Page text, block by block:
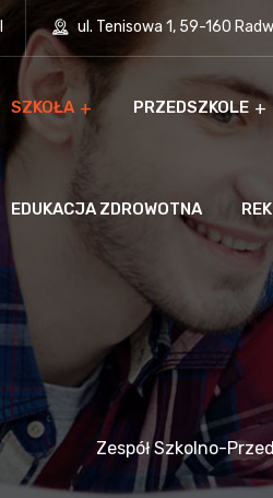
ul. Tenisowa 1, 59-160
SZKOŁA PRZEDSZKOLE
EDUKACJA ZDROWOTNA
Zespół Szkolno-